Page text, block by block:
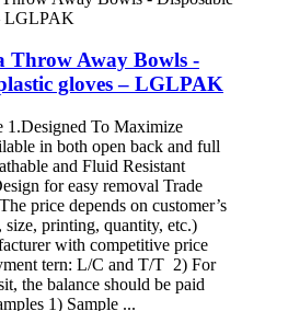
Throw Away Bowls -
gloves – LGLPAK
1.Designed To Maximize
in both open back and full
and Fluid Resistant
for easy removal Trade
price depends on customer’s
size, printing, quantity, etc.)
with competitive price
tern: L/C and T/T 2) For
the balance should be paid
1) Sample ...